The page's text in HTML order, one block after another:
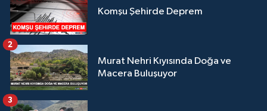
Komşu Şehirde Deprem
Murat Nehri Kıyısında Doğa ve
Macera Buluşuyor
2
3